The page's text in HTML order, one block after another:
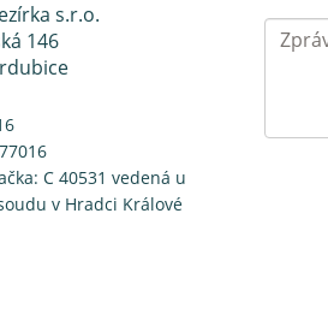
s.r.o.
146
C 40531 vedená u
v Hradci Králové